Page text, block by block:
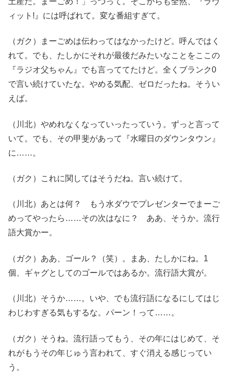
ィット!』には呼ばれて。変な番組すぎて。
（ガク）まーごめは伝わってはなかったけど。呼んではく
れて。でも、たしかにそれが最後だみたいなことをここの
『ラジオ父ちゃん』でも言っててたけど。全くブランク0
で言い続けていたな。やめる気配、ゼロだったね。そうい
えば。
（川北）やめれなくなっていったっていう。ずっと言って
いて。でも、その甲斐があって『水曜日のダウンタウン』
に……。
（ガク）これに関してはそうだね。言い続けて。
（川北）あとは何？ もう水ダウでプレゼンターでまーご
めってやったら……その次はなに？ ああ、そうか。流行
語大賞かー。
（ガク）ああ、ゴール？（笑）。まあ、たしかにね。1
個、ギャグとしてのゴールではあるか。流行語大賞が。
（川北）そうか……。いや、でも流行語になるにしてはじ
わじわすぎる気もするな。パーン！って……。
（ガク）そうね。流行語ってもう、その年にはじめて、そ
れがもうその年じゅう言われて、すぐ消える感じってい
う。